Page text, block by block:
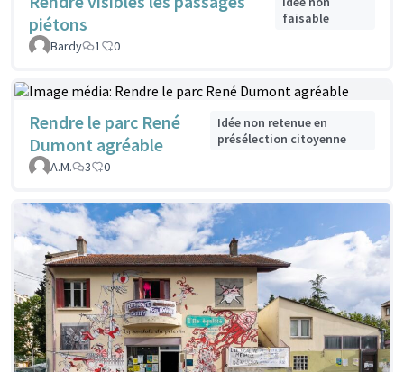
piétons
faisable
Bardy
1 0
Rendre le parc René
Dumont agréable
Idée non retenue en
présélection citoyenne
A.M.
3 0